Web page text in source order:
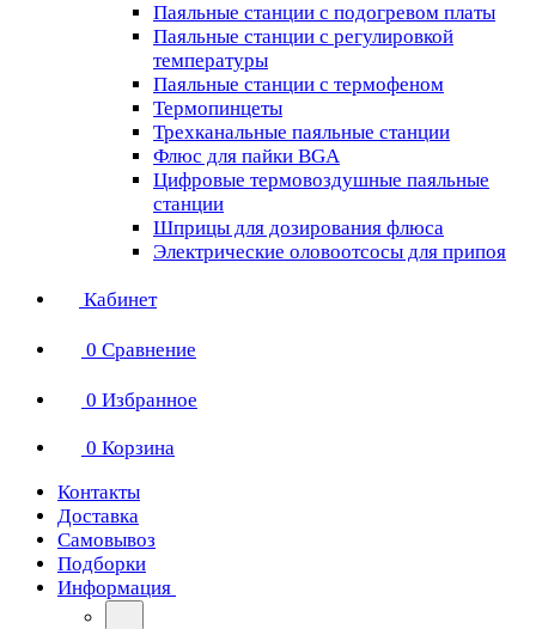
Паяльные станции с подогревом платы
Паяльные станции с регулировкой
температуры
Паяльные станции с термофеном
Термопинцеты
Трехканальные паяльные станции
Флюс для пайки BGA
Цифровые термовоздушные паяльные
станции
Шприцы для дозирования флюса
Электрические оловоотсосы для припоя
Кабинет
0 Сравнение
0 Избранное
0 Корзина
Контакты
Доставка
Самовывоз
Подборки
Информация